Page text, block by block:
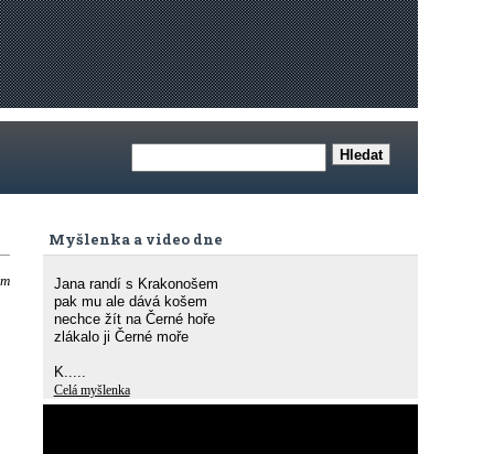
Myšlenka a video dne
Jana randí s Krakonošem
pak mu ale dává košem
nechce žít na Černé hoře
zlákalo ji Černé moře
K.....
Celá myšlenka